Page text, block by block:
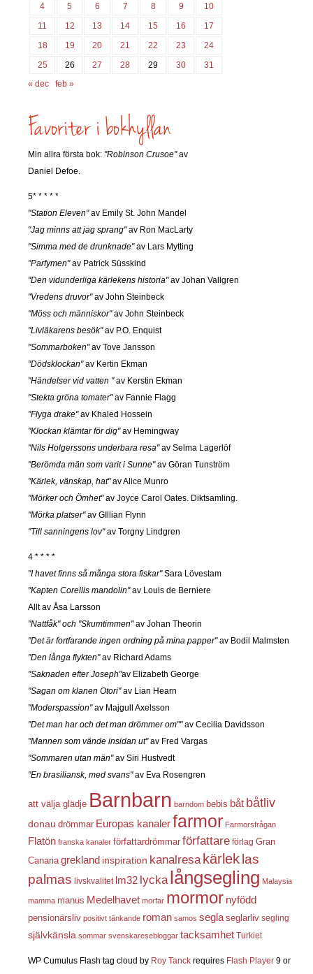
4
5 6 7 8 9
10
11
12 13 14 15 16
17
18
19 20 21 22 23
24
25
26 27 28 29 30
31
« dec
feb »
Min allra första bok: "Robinson Crusoe"av
Daniel Defoe.
5* * * * *
"Station Eleven"av Emily St. John Mandel
"Jag minns att jag sprang"av Ron MacLarty
"Simma med de drunknade"av Lars Mytting
"Parfymen"av Patrick Süsskind
"Den vidunderliga kärlekens historia"av Johan Vallgren
"Vredens druvor"av John Steinbeck
"Möss och människor"av John Steinbeck
"Livläkarens besök"av P.O. Enquist
"Sommarboken"av Tove Jansson
"Dödsklockan"av Kertin Ekman
"Händelser vid vatten "av Kerstin Ekman
"Stekta gröna tomater"av Fannie Flagg
"Flyga drake"av Khaled Hossein
"Klockan klämtar för dig"av Hemingway
"Nils Holgerssons underbara resa"av Selma Lagerlöf
"Berömda män som varit i Sunne"av Göran Tunström
"Kärlek, vänskap, hat"av Alice Munro
"Mörker och Ömhet"av Joyce Carol Oates. Diktsamling.
"Mörka platser"av GIllian Flynn
"Till sanningens lov"av Torgny Lindgren
4 * * * *
"I havet finns så många stora fiskar"Sara Lövestam
"Kapten Corellis mandolin"av Louis de Berniere
Allt av Åsa Larsson
"Nattfåk" och "Skumtimmen"av Johan Theorin
"Det är fortfarande ingen ordning på mina papper"av Bodil Malmsten
"Den långa flykten"av Richard Adams
"Saknaden efter Joseph"av Elizabeth George
"Sagan om klanen Otori"av Lian Hearn
"Moderspassion"av Majgull Axelsson
"Det man har och det man drömmer om""av Cecilia Davidsson
"Mannen som vände insidan ut"av Fred Vargas
"Sommaren utan män"av Siri Hustvedt
"En brasiliansk, med svans"av Eva Rosengren
att välja glädje Barnbarn barndom bebis båt båtliv
donau drömmar Europas kanalerfarmor Farmorsfrågan
Flatön franska kanaler författardrömmar författare förlag Gran
Canaria grekland inspiration kanalresa kärleklas
palmas livskvalitet lm32 lycka långsegling Malaysia
mamma manus Medelhavet morfar mormor nyfödd
pensionärsliv positivt tänkande roman samos segla seglarliv segling
självkänsla sommar svenskaresebloggar tacksamhet Turkiet
WP Cumulus Flash tag cloud by Roy Tanck requires Flash Player 9 or